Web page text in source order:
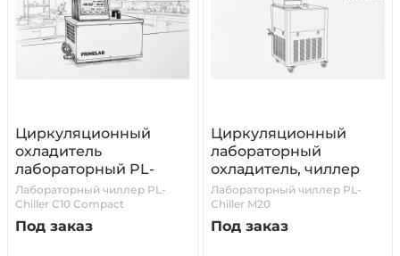
Циркуляционный
охладитель
лабораторный PL-
Chiller C10 Compact
Лабораторный чиллер PL-
Chiller C10 Compact
Под заказ
Циркуляционный
лабораторный
охладитель, чиллер
PL-Chiller M20
Лабораторный чиллер PL-
Chiller M20
Под заказ